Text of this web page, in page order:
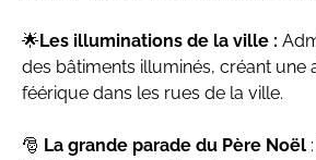
🌟Les illuminations de la ville :
des bâtiments illuminés, créant une
féérique dans les rues de la ville.
🎅 La grande parade du Père Noël